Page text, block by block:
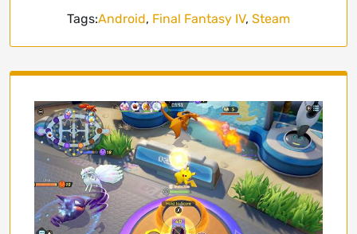
Tags:Android, Final Fantasy IV, Steam